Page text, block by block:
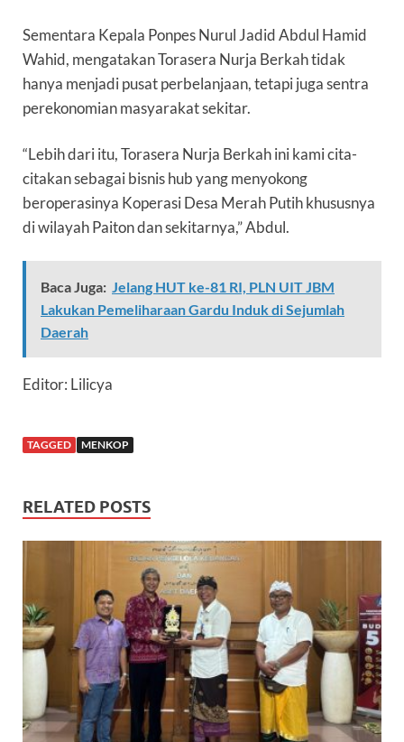
Sementara Kepala Ponpes Nurul Jadid Abdul Hamid
Wahid, mengatakan Torasera Nurja Berkah tidak
hanya menjadi pusat perbelanjaan, tetapi juga sentra
perekonomian masyarakat sekitar.
“Lebih dari itu, Torasera Nurja Berkah ini kami cita-
citakan sebagai bisnis hub yang menyokong
beroperasinya Koperasi Desa Merah Putih khususnya
di wilayah Paiton dan sekitarnya,” Abdul.
Baca Juga: Jelang HUT ke-81 RI, PLN UIT JBM
Lakukan Pemeliharaan Gardu Induk di Sejumlah
Daerah
Editor: Lilicya
TAGGED MENKOP
RELATED POSTS